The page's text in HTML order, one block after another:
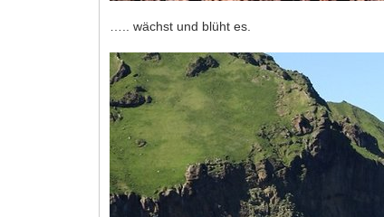
….. wächst und blüht es.